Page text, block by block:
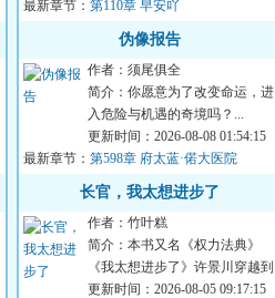
深这个笨蛋，都不...
最新章节： 第110章 早安吖
伪像报告
作者：须尾俱全
简介：你愿意为了改变命运，进
入危险与机遇的奇境吗？...
更新时间：2026-08-08 01:54:15
最新章节： 第598章 府太蓝·偌大医院
长官，我太想进步了
作者：竹叶糕
简介：本书又名《权力法典》
《我太想进步了》许景川穿越到
大灾变后秩序重建之初的蓝星，
更新时间：2026-08-05 09:17:15